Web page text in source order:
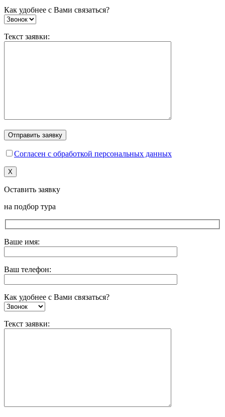
Как удобнее с Вами связаться?
Текст заявки:
Согласен с обработкой персональных данных
X
Оставить заявку
на подбор тура
Ваше имя:
Ваш телефон:
Как удобнее с Вами связаться?
Текст заявки: